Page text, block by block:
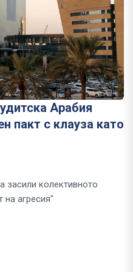
Арабия
пакт с клауза като
засили колективното
на агресия"